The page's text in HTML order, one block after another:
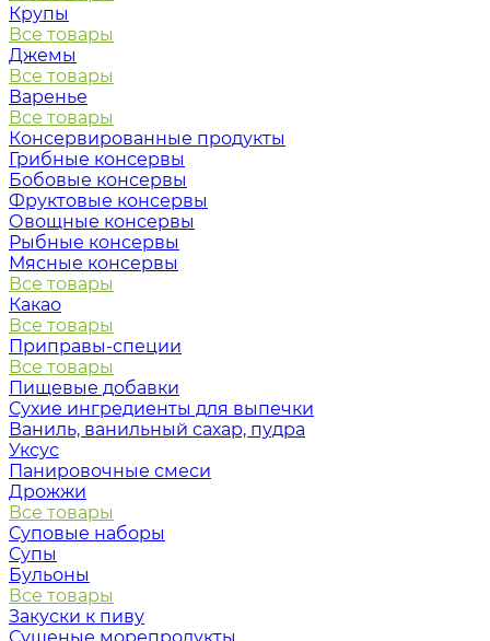
Крупы
Все товары
Джемы
Все товары
Варенье
Все товары
Консервированные продукты
Грибные консервы
Бобовые консервы
Фруктовые консервы
Овощные консервы
Рыбные консервы
Мясные консервы
Все товары
Какао
Все товары
Приправы-специи
Все товары
Пищевые добавки
Сухие ингредиенты для выпечки
Ваниль, ванильный сахар, пудра
Уксус
Панировочные смеси
Дрожжи
Все товары
Суповые наборы
Супы
Бульоны
Все товары
Закуски к пиву